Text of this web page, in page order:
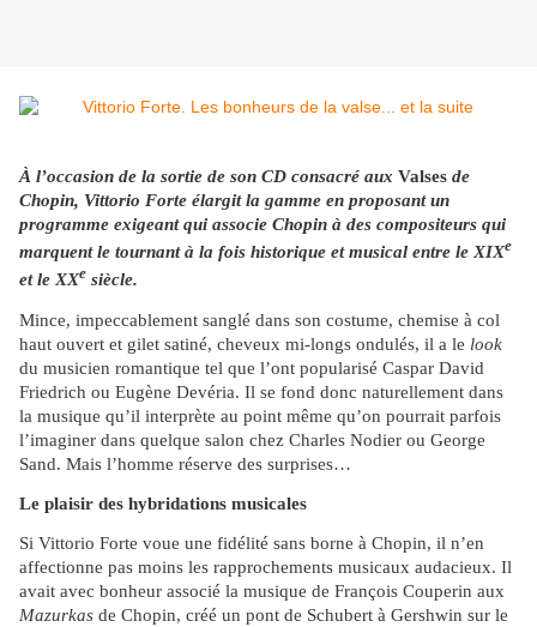
À l’occasion de la sortie de son CD consacré aux Valses de
Chopin, Vittorio Forte élargit la gamme en proposant un
programme exigeant qui associe Chopin à des compositeurs qui
marquent le tournant à la fois historique et musical entre le XIXe
et le XXe siècle.
Mince, impeccablement sanglé dans son costume, chemise à col
haut ouvert et gilet satiné, cheveux mi-longs ondulés, il a le look
du musicien romantique tel que l’ont popularisé Caspar David
Friedrich ou Eugène Devéria. Il se fond donc naturellement dans
la musique qu’il interprète au point même qu’on pourrait parfois
l’imaginer dans quelque salon chez Charles Nodier ou George
Sand. Mais l’homme réserve des surprises…
Le plaisir des hybridations musicales
Si Vittorio Forte voue une fidélité sans borne à Chopin, il n’en
affectionne pas moins les rapprochements musicaux audacieux. Il
avait avec bonheur associé la musique de François Couperin aux
Mazurkas de Chopin, créé un pont de Schubert à Gershwin sur le